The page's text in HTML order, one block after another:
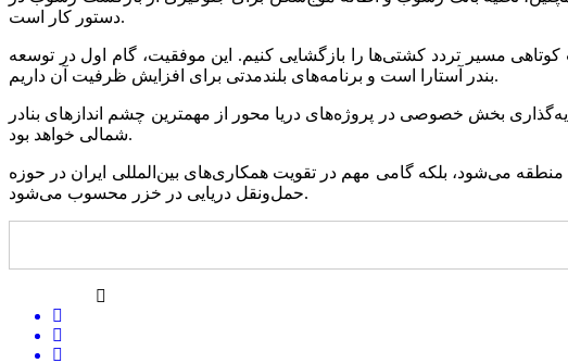
دستور کار است.
مسیر تردد کشتی‌ها را بازگشایی کنیم. این موفقیت، گام اول در توسعه
بندر آستارا است و برنامه‌های بلندمدتی برای افزایش ظرفیت آن داریم.
بخش خصوصی در پروژه‌های دریا محور از مهمترین چشم اندازهای بنادر
شمالی خواهد بود.
می‌شود، بلکه گامی مهم در تقویت همکاری‌های بین‌المللی ایران در حوزه
حمل‌ونقل دریایی در خزر محسوب می‌شود.